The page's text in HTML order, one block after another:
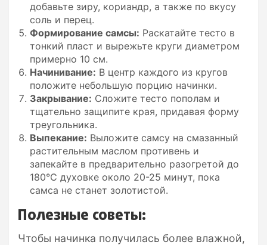
добавьте зиру, кориандр, а также по вкусу
соль и перец.
Формирование самсы: Раскатайте тесто в
тонкий пласт и вырежьте круги диаметром
примерно 10 см.
Начинивание: В центр каждого из кругов
положите небольшую порцию начинки.
Закрывание: Сложите тесто пополам и
тщательно защипите края, придавая форму
треугольника.
Выпекание: Выложите самсу на смазанный
растительным маслом противень и
запекайте в предварительно разогретой до
180°C духовке около 20-25 минут, пока
самса не станет золотистой.
Полезные советы:
Чтобы начинка получилась более влажной,